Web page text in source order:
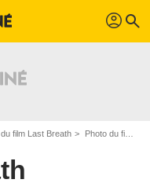
profil search
film Last Breath Photo du film Last Breath - Photo 2